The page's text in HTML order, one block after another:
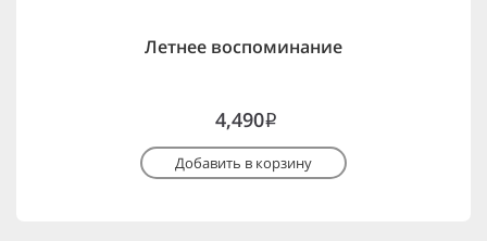
Летнее воспоминание
4,490i
Добавить в корзину